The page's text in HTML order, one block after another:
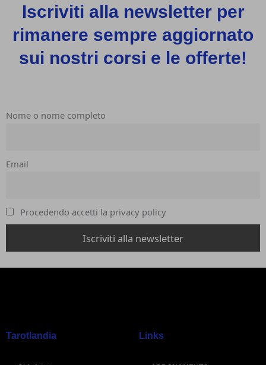
Iscriviti alla newsletter per
rimanere sempre aggiornato
sui nostri corsi e le offerte!
Nome o nome completo
Email
Procedendo accetti la privacy policy
Tarotlandia Links